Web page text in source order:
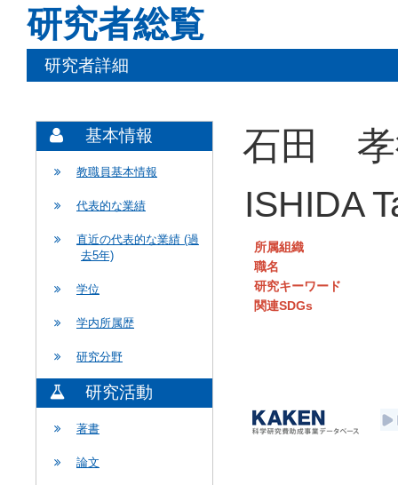
研究者総覧
研究者詳細
基本情報
教職員基本情報
代表的な業績
直近の代表的な業績 (過
去5年)
学位
学内所属歴
研究分野
研究活動
著書
論文
石田 孝
ISHIDA
所属組織
職名
研究キーワード
関連SDGs